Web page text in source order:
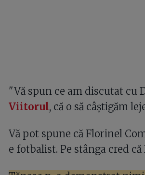
"Vă spun ce am discutat cu
Viitorul, că o să câștigăm
Vă pot spune că Florinel
e fotbalist. Pe stânga cred